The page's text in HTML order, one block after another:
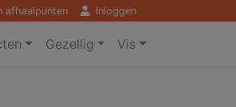
afhaalpunten Inloggen
Gezellig Vis